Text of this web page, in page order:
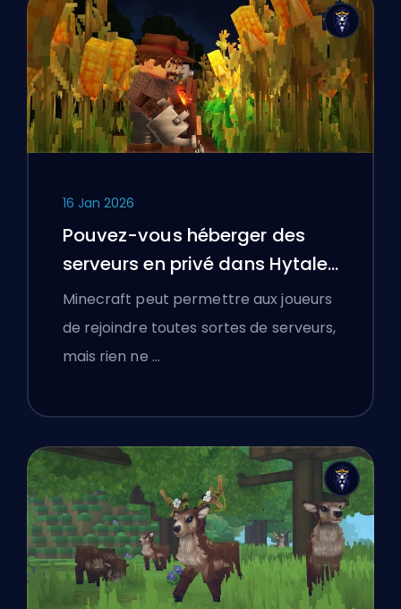
16 Jan 2026
Pouvez-vous héberger des
serveurs en privé dans Hytale
?
Minecraft peut permettre aux joueurs
de rejoindre toutes sortes de serveurs,
mais rien ne …